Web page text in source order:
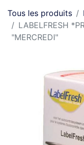
Tous les produits
LABELFRESH
"MERCREDI"